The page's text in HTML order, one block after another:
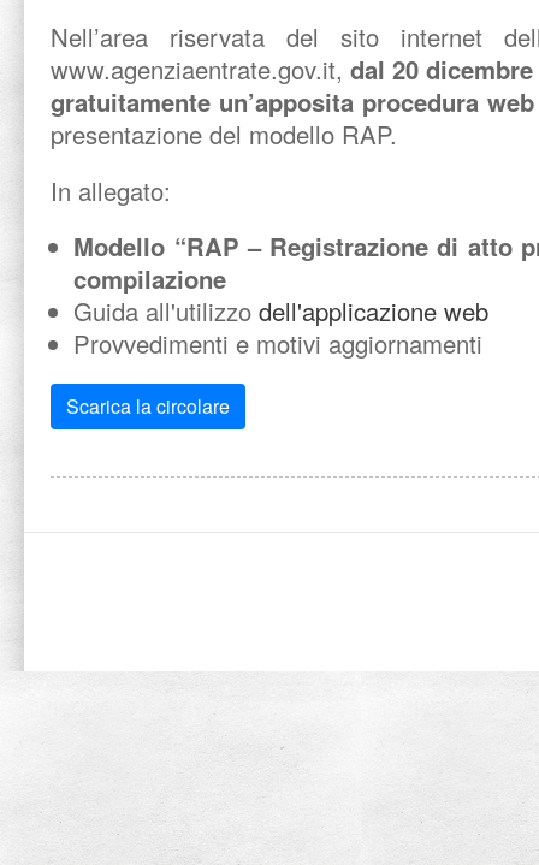
Nell’area riservata del sito internet
www.agenziaentrate.gov.it,dal 20
gratuitamente un’apposita procedura
presentazione del modello RAP.
In allegato:
Modello “RAP – Registrazione di atto
compilazione
Guida all'utilizzodell'applicazione web
Provvedimenti e motivi aggiornamenti
Scarica la circolare